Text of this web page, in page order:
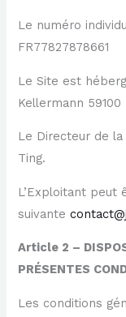
Le numéro
FR77827878661
Le Site est
Kellermann 59100
Le Directeur de
Ting.
L’Exploitant peut
suivante
Article 2 –
PRÉSENTES
Les conditions